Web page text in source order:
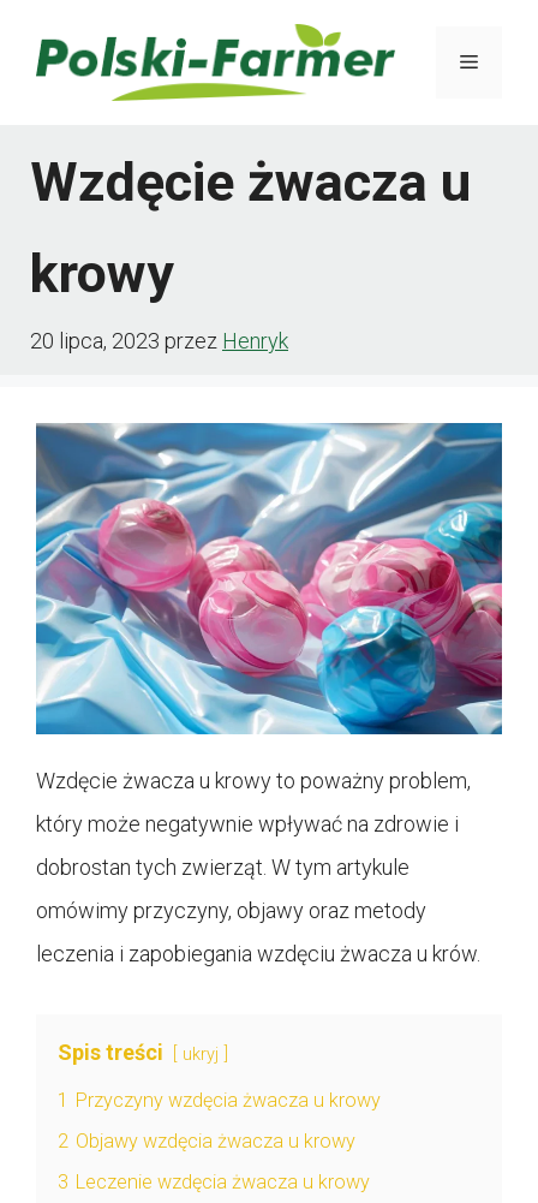
Menu
Wzdęcie żwacza u
krowy
20 lipca, 2023 przez Henryk
Wzdęcie żwacza u krowy to poważny problem,
który może negatywnie wpływać na zdrowie i
dobrostan tych zwierząt. W tym artykule
omówimy przyczyny, objawy oraz metody
leczenia i zapobiegania wzdęciu żwacza u krów.
Spis treści ukryj
1
Przyczyny wzdęcia żwacza u krowy
2 Objawy wzdęcia żwacza u krowy
3 Leczenie wzdęcia żwacza u krowy